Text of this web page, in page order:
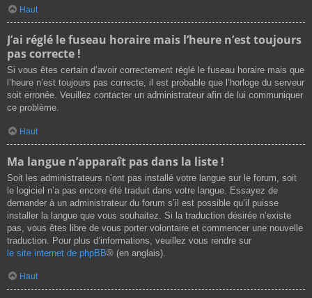
Haut
J’ai réglé le fuseau horaire mais l’heure n’est toujours
pas correcte !
Si vous êtes certain d’avoir correctement réglé le fuseau horaire mais que
l’heure n’est toujours pas correcte, il est probable que l’horloge du serveur
soit erronée. Veuillez contacter un administrateur afin de lui communiquer
ce problème.
Haut
Ma langue n’apparaît pas dans la liste !
Soit les administrateurs n’ont pas installé votre langue sur le forum, soit
le logiciel n’a pas encore été traduit dans votre langue. Essayez de
demander à un administrateur du forum s’il est possible qu’il puisse
installer la langue que vous souhaitez. Si la traduction désirée n’existe
pas, vous êtes libre de vous porter volontaire et commencer une nouvelle
traduction. Pour plus d’informations, veuillez vous rendre sur
le site internet de phpBB® (en anglais).
Haut